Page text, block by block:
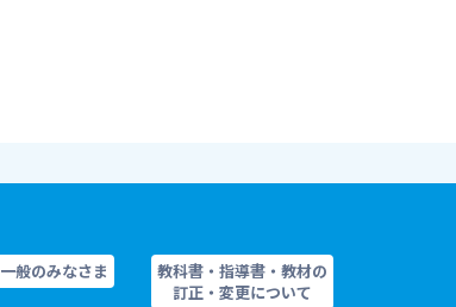
一般のみなさま
教科書・指導書・教材の
訂正・変更について